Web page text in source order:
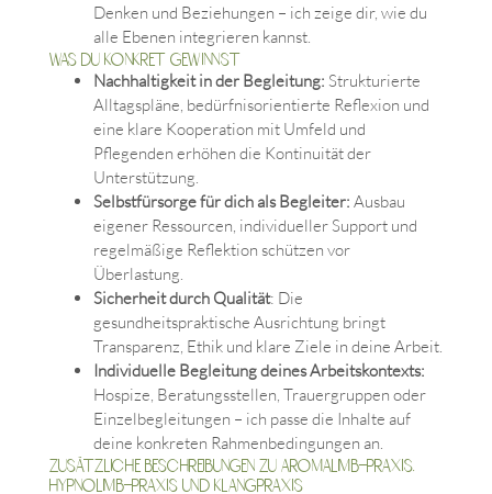
Denken und Beziehungen – ich zeige dir, wie du
alle Ebenen integrieren kannst.
Was du konkret gewinnst
Nachhaltigkeit in der Begleitung: Strukturierte
Alltagspläne, bedürfnisorientierte Reflexion und
eine klare Kooperation mit Umfeld und
Pflegenden erhöhen die Kontinuität der
Unterstützung.
Selbstfürsorge für dich als Begleiter: Ausbau
eigener Ressourcen, individueller Support und
regelmäßige Reflektion schützen vor
Überlastung.
Sicherheit durch Qualität: Die
gesundheitspraktische Ausrichtung bringt
Transparenz, Ethik und klare Ziele in deine Arbeit.
Individuelle Begleitung deines Arbeitskontexts:
Hospize, Beratungsstellen, Trauergruppen oder
Einzelbegleitungen – ich passe die Inhalte auf
deine konkreten Rahmenbedingungen an.
Zusätzliche Beschreibungen zu AromaLimb-Praxis,
HypnoLimb-Praxis und Klangpraxis